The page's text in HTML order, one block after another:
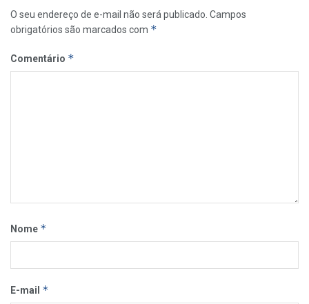
O seu endereço de e-mail não será publicado. Campos
obrigatórios são marcados com *
Comentário *
Nome *
E-mail *